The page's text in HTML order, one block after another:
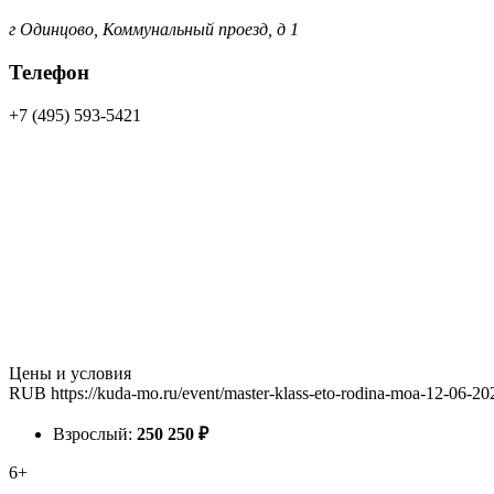
г Одинцово, Коммунальный проезд, д 1
Телефон
+7 (495) 593-5421
Цены и условия
RUB https://kuda-mo.ru/event/master-klass-eto-rodina-moa-12-06-
Взрослый: 250 250 ₽
6+